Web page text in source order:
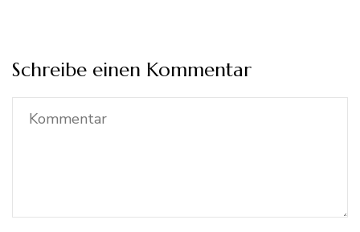
Schreibe einen Kommentar